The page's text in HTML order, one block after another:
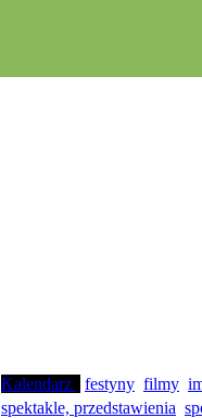
Kalendarz festyny filmy
spektakle, przedstawienia